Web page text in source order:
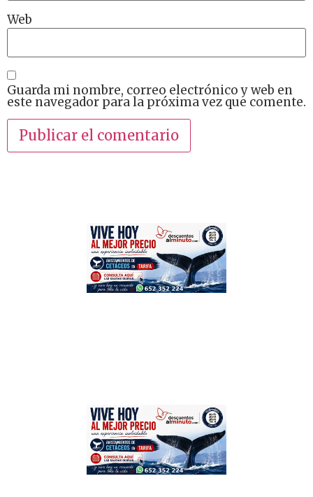
Web
Guarda mi nombre, correo electrónico y web en
este navegador para la próxima vez que comente.